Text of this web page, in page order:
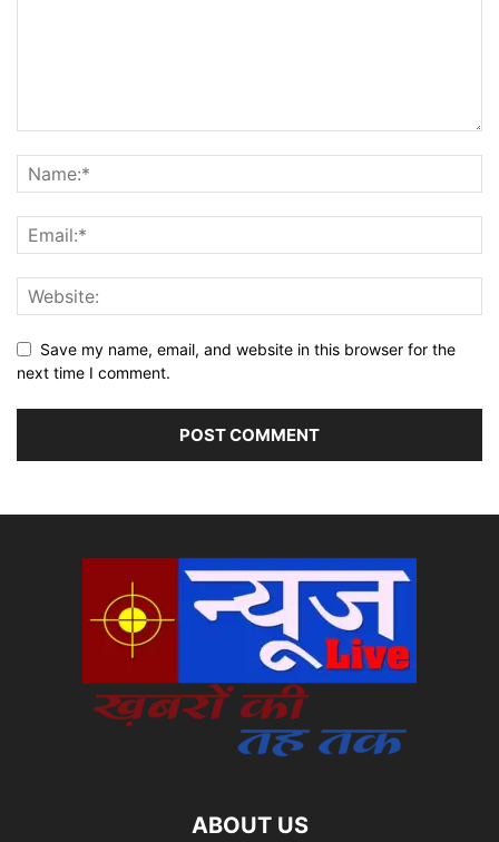
Save my name, email, and website in this browser for the
next time I comment.
ABOUT US